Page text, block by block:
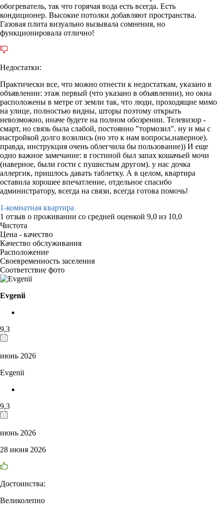
обогреватель, так что горячая вода есть всегда. Есть
кондиционер. Высокие потолки добавляют пространства.
Газовая плита визуально вызывала сомнения, но
функционировала отлично!
Недостатки:
Практически все, что можно отнести к недостаткам, указано в
объявлении: этаж первый (что указано в объявлении), но окна
расположены в метре от земли так, что люди, проходящие мимо
на улице, полностью видны, шторы поэтому открыть
невозможно, иначе будете на полном обозрении. Телевизор -
смарт, но связь была слабой, постоянно "тормозил". ну и мы с
настройкой долго возились (но это к нам вопросы,наверное).
правда, инструкция очень облегчила бы пользование)) И еще
одно важное замечание: в гостиной был запах кошачьей мочи
(наверное, были гости с пушистым другом). у нас дочка
аллергик, пришлось давать таблетку. А в целом, квартира
оставила хорошее впечатление, отдельное спасибо
администратору, всегда на связи, всегда готова помочь!
1-комнатная квартира
1 отзыв о проживании со средней оценкой 9,0 из 10,0
Чистота
Цена - качество
Качество обслуживания
Расположение
Своевременность заселения
Соответствие фото
Evgenii
9,3
июнь 2026
Evgenii
9,3
июнь 2026
28 июня 2026
Достоинства:
Великолепно